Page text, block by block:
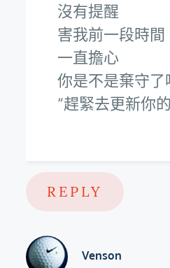
沒有提醒
害我前一段時間
一直擔心
你是不是棄守
趕緊去更新你
REPLY
Venson